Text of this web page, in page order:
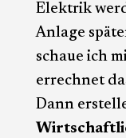
Elektrik
Anlage
schaue ich
errechnet
Dann